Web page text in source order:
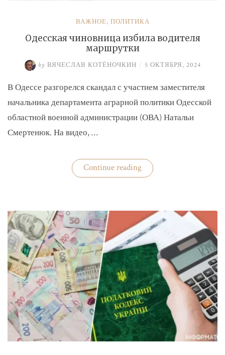
ВАЖНОЕ, ПОЛИТИКА
Одесская чиновница избила водителя
маршрутки
by ВЯЧЕСЛАВ КОТЁНОЧКИН / 5 ОКТЯБРЯ, 2024
В Одессе разгорелся скандал с участием заместителя
начальника департамента аграрной политики Одесской
областной военной администрации (ОВА) Натальи
Смертенюк. На видео, …
Continue reading«Одесская
чиновница